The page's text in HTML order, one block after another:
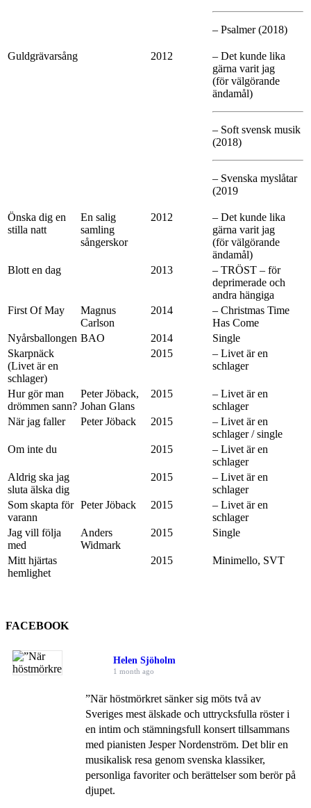
– Psalmer (2018)
Guldgrävarsång 2012
– Det kunde lika
gärna varit jag
(för välgörande
ändamål)
– Soft svensk musik
(2018)
– Svenska myslåtar
(2019
Önska dig en
stilla natt
En salig
samling
sångerskor
2012
– Det kunde lika
gärna varit jag
(för välgörande
ändamål)
Blott en dag
2013
– TRÖST – för
deprimerade och
andra hängiga
First Of May
Magnus
Carlson
2014
– Christmas Time
Has Come
Nyårsballongen BAO 2014
Single
Skarpnäck
(Livet är en
schlager)
2015
– Livet är en
schlager
Hur gör man
drömmen sann?
Peter Jöback,
Johan Glans
2015
– Livet är en
schlager
När jag faller
Peter Jöback 2015
– Livet är en
schlager / single
Om inte du
2015
– Livet är en
schlager
Aldrig ska jag
sluta älska dig
2015
– Livet är en
schlager
Som skapta för
varann
Peter Jöback 2015
– Livet är en
schlager
Jag vill följa
med
Anders
Widmark
2015 Single
Mitt hjärtas
hemlighet
2015 Minimello, SVT
FACEBOOK
Helen Sjöholm
1 month ago
”När höstmörkret sänker sig möts två av
Sveriges mest älskade och uttrycksfulla röster i
en intim och stämningsfull konsert tillsammans
med pianisten Jesper Nordenström. Det blir en
musikalisk resa genom svenska klassiker,
personliga favoriter och berättelser som berör på
djupet.